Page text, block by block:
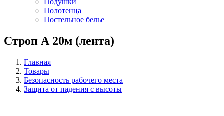
Подушки
Полотенца
Постельное белье
Строп А 20м (лента)
Главная
Товары
Безопасность рабочего места
Защита от падения с высоты